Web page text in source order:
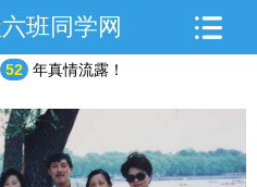
班同学网
52 年真情流露！